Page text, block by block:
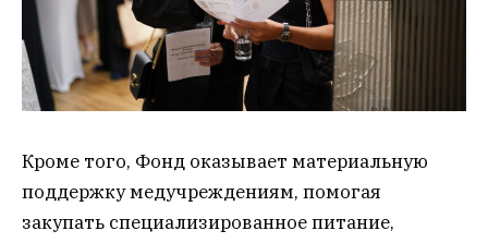
Кроме того, Фонд оказывает материальную
поддержку медучреждениям, помогая
закупать специализированное питание,